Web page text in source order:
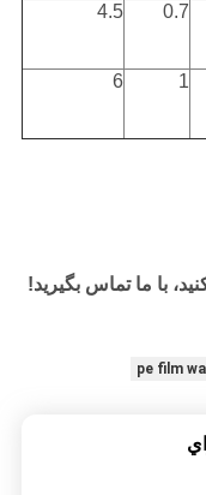
0.7
4.5
1
6
با ما تماس بگیرید!
pe film